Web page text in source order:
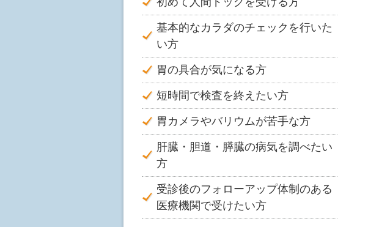
基本的なカラダのチェックを行いた
い方
胃の具合が気になる方
短時間で検査を終えたい方
胃カメラやバリウムが苦手な方
肝臓・胆道・膵臓の病気を調べたい
方
受診後のフォローアップ体制のある
医療機関で受けたい方